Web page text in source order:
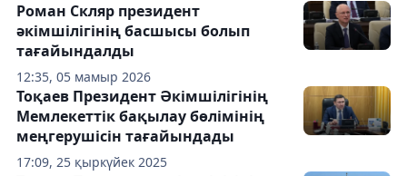
12:35, 05 мамыр 2026
Роман Скляр президент
әкімшілігінің басшысы болып
тағайындалды
17:09, 25 қыркүйек 2025
Тоқаев Президент Әкімшілігінің
Мемлекеттік бақылау бөлімінің
меңгерушісін тағайындады